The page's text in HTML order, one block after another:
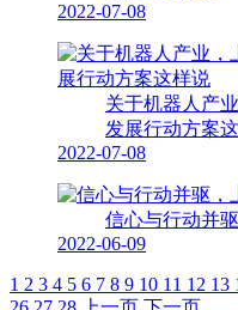
2022-07-08
关于机器人产
发展行动方案
2022-07-08
信心与行动并
2022-06-09
1 2 3 4 5 6 7 8 9 10 11 12 13